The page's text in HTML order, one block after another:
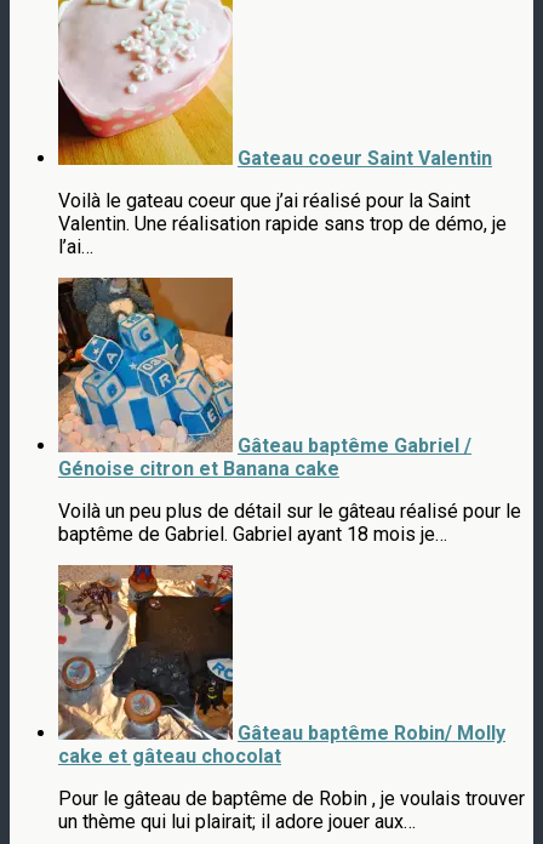
Gateau coeur Saint Valentin
Voilà le gateau coeur que j’ai réalisé pour la Saint
Valentin. Une réalisation rapide sans trop de démo, je
l’ai…
Gâteau baptême Gabriel /
Génoise citron et Banana cake
Voilà un peu plus de détail sur le gâteau réalisé pour le
baptême de Gabriel. Gabriel ayant 18 mois je…
Gâteau baptême Robin/ Molly
cake et gâteau chocolat
Pour le gâteau de baptême de Robin , je voulais trouver
un thème qui lui plairait; il adore jouer aux…